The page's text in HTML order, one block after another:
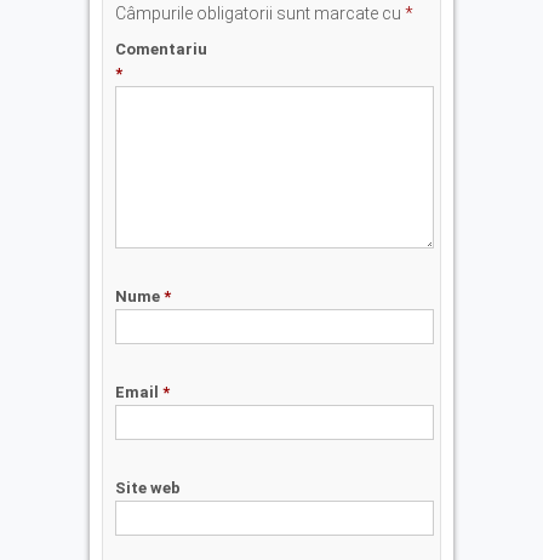
Câmpurile obligatorii sunt marcate cu *
Comentariu
*
Nume *
Email *
Site web